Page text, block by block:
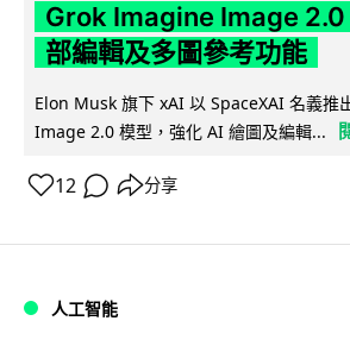
Grok Imagine Image 2.0
部編輯及多圖參考功能
Elon Musk 旗下 xAI 以 SpaceXAI 名義
Image 2.0 模型，強化 AI 繪圖及編輯...
12 分享
人工智能